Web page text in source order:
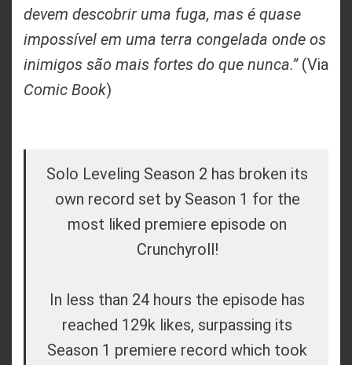
devem descobrir uma fuga, mas é quase
impossível em uma terra congelada onde os
inimigos são mais fortes do que nunca.”(Via
Comic Book)
Solo Leveling Season 2 has broken its
own record set by Season 1 for the
most liked premiere episode on
Crunchyroll!
In less than 24 hours the episode has
reached 129k likes, surpassing its
Season 1 premiere record which took